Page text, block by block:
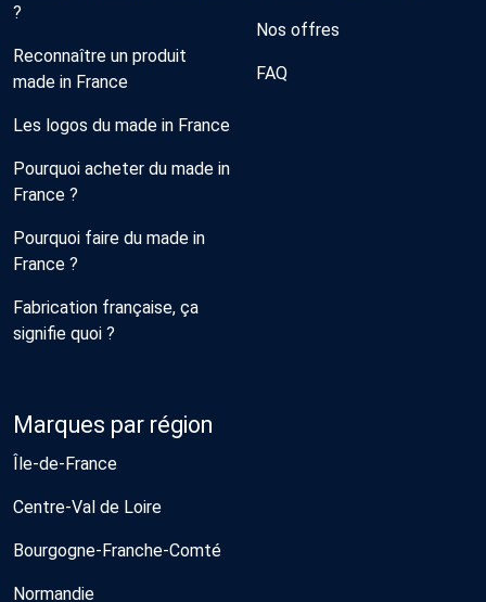
?
Reconnaître un produit
made in France
Les logos du made in France
Pourquoi acheter du made in
France ?
Pourquoi faire du made in
France ?
Fabrication française, ça
signifie quoi ?
Nos offres
FAQ
Marques par région
Île-de-France
Centre-Val de Loire
Bourgogne-Franche-Comté
Normandie